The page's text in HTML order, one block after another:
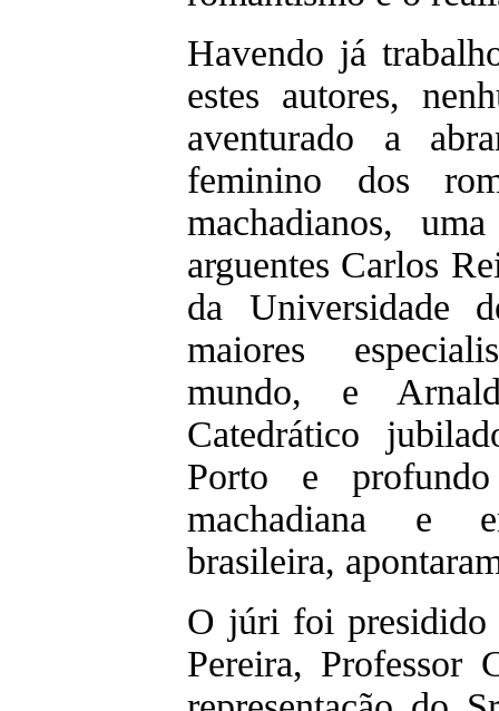
Havendo já
estes autores,
aventurado a
feminino dos
machadianos,
arguentes Carlos
da Universidade
maiores
mundo, e
Catedrático
Porto e
machadiana e
brasileira,
O júri foi presidido
Pereira, Professor